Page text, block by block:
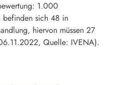
1.000
befinden sich 48 in
hiervon müssen 27
Quelle: IVENA).